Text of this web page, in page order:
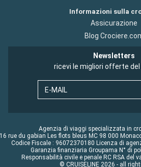
Informazioni sulla
Assicurazione
Blog
Newsletters
ricevi le migliori offerte
E-MAIL
Agenzia di viaggi specializzata in
16 rue du gabian Les flots bleus MC 98 000
Codice Fiscale : 96072370180 Licenza di
Garanzia finanziaria Groupama N° di
Responsabilità civile e penale RC RSA del
© CRUISELINE 2026 - all